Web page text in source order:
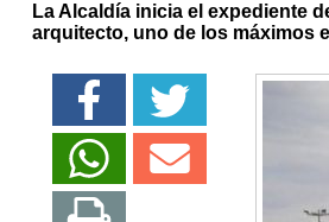
La Alcaldía inicia el expediente
arquitecto, uno de los máximos